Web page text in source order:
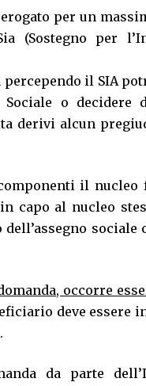
per un
(Sostegno per
percependo il SIA
o decidere
derivi alcun
il nucleo
capo al nucleo
sociale
occorre
deve essere
da parte